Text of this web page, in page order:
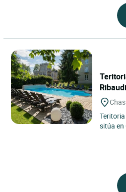
sitúa en
verde